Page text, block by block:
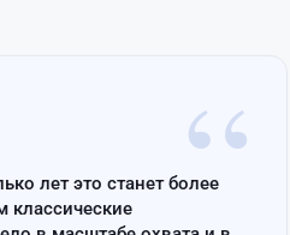
“
лет это станет более
классические